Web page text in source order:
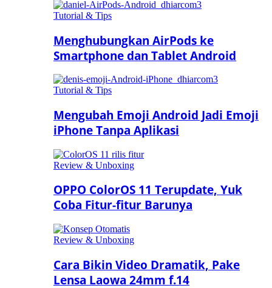
Tutorial & Tips
Menghubungkan AirPods ke
Smartphone dan Tablet Android
Tutorial & Tips
Mengubah Emoji Android Jadi Emoji
iPhone Tanpa Aplikasi
Review & Unboxing
OPPO ColorOS 11 Terupdate, Yuk
Coba Fitur-fitur Barunya
Review & Unboxing
Cara Bikin Video Dramatik, Pake
Lensa Laowa 24mm f.14